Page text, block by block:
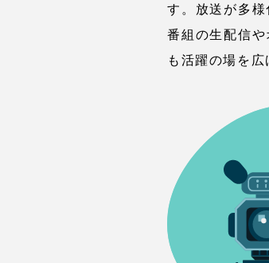
す。放送が多様
番組の生配信
も活躍の場を広